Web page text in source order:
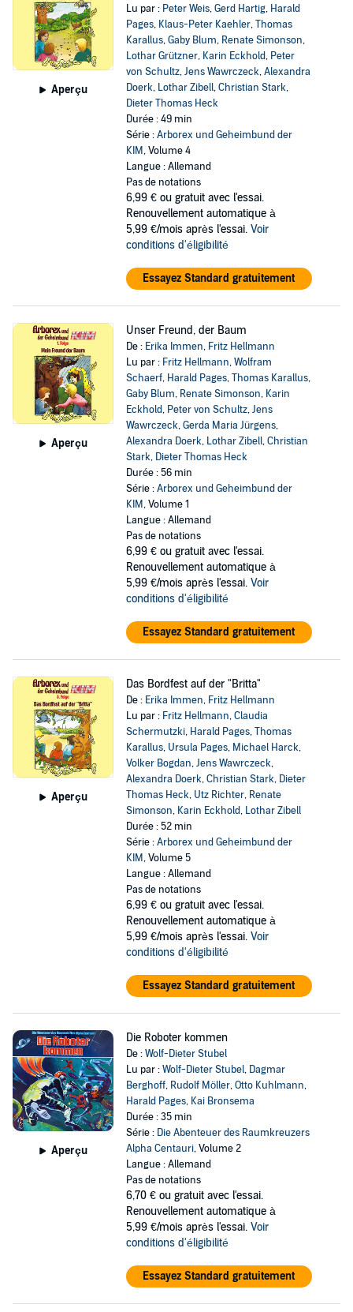
Aperçu
Lu par : Peter Weis,Gerd Hartig, Harald
Pages, Klaus-Peter Kaehler,Thomas
Karallus,Gaby Blum, Renate Simonson,
Lothar Grützner, Karin Eckhold, Peter
von Schultz,Jens Wawrczeck,Alexandra
Doerk, Lothar Zibell,Christian Stark,
Dieter Thomas Heck
Durée : 49 min
Série :Arborex und Geheimbund der
KIM, Volume 4
Langue : Allemand
Pas de notations
6,99 € ou gratuit avec l'essai.
Renouvellement automatique à
5,99 €/mois après l'essai. Voir
conditions d'éligibilité
Essayez Standard gratuitement
Aperçu
Unser Freund, der Baum
De : Erika Immen, Fritz Hellmann
Lu par : Fritz Hellmann,Wolfram
Schaerf, Harald Pages,Thomas Karallus,
Gaby Blum, Renate Simonson, Karin
Eckhold, Peter von Schultz,Jens
Wawrczeck,Gerda Maria Jürgens,
Alexandra Doerk, Lothar Zibell,Christian
Stark, Dieter Thomas Heck
Durée : 56 min
Série :Arborex und Geheimbund der
KIM, Volume 1
Langue : Allemand
Pas de notations
6,99 € ou gratuit avec l'essai.
Renouvellement automatique à
5,99 €/mois après l'essai. Voir
conditions d'éligibilité
Essayez Standard gratuitement
Aperçu
Das Bordfest auf der "Britta"
De : Erika Immen, Fritz Hellmann
Lu par : Fritz Hellmann,Claudia
Schermutzki, Harald Pages,Thomas
Karallus, Ursula Pages, Michael Harck,
Volker Bogdan,Jens Wawrczeck,
Alexandra Doerk,Christian Stark, Dieter
Thomas Heck, Utz Richter, Renate
Simonson, Karin Eckhold, Lothar Zibell
Durée : 52 min
Série :Arborex und Geheimbund der
KIM, Volume 5
Langue : Allemand
Pas de notations
6,99 € ou gratuit avec l'essai.
Renouvellement automatique à
5,99 €/mois après l'essai. Voir
conditions d'éligibilité
Essayez Standard gratuitement
Aperçu
Die Roboter kommen
De :Wolf-Dieter Stubel
Lu par :Wolf-Dieter Stubel, Dagmar
Berghoff, Rudolf Möller,Otto Kuhlmann,
Harald Pages, Kai Bronsema
Durée : 35 min
Série : Die Abenteuer des Raumkreuzers
Alpha Centauri, Volume 2
Langue : Allemand
Pas de notations
6,70 € ou gratuit avec l'essai.
Renouvellement automatique à
5,99 €/mois après l'essai. Voir
conditions d'éligibilité
Essayez Standard gratuitement